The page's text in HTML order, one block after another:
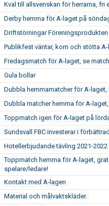
Kval till allsvenskan för herrarna, fri
Derby hemma för A-laget på
Driftstörningar Föreningsprodukten
Publikfest väntar, kom och stötta
Fredagsmatch för A-laget, se
Gula bollar
Dubbla hemmamatcher för A-laget,
Dubbla matcher hemma för A-
Toppmatch igen för A-laget på
Sundsvall FBC investerar i
Hotellerbjudande tävling 2021-2022
Toppmatch hemma för A-laget,
spelare/ledare!
Kontakt med A-lagen
Material och målvaktskläder.